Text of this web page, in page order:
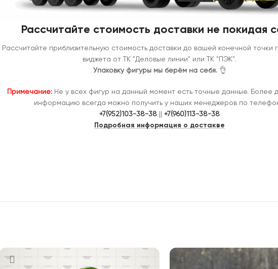
Рассчитайте стоимость доставки не покидая
Рассчитайте приблизительную стоимость доставки до вашей конечной
виджета от ТК "Деловые линии" или ТК "ПЭК".
Упаковку фигуры мы берём на себя.👌
Примечание: Не у всех фигур на данный момент есть точные данные. Более
информацию всегда можно получить у наших менеджеров по
+7(952)103-38-38 ||+7(960)113-38-38
Подробная информация о достакве